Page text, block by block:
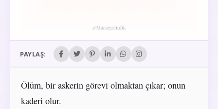
PAYLAŞ:
Ölüm, bir askerin görevi olmaktan çıkar; onun
kaderi olur.